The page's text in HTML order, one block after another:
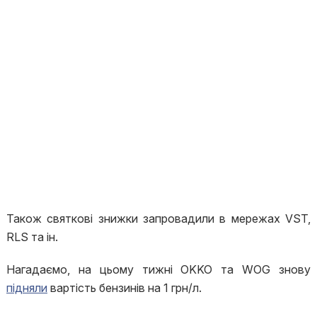
Також святкові знижки запровадили в мережах VST,
RLS та ін.
Нагадаємо, на цьому тижні OKKO та WOG знову
підняли вартість бензинів на 1 грн/л.